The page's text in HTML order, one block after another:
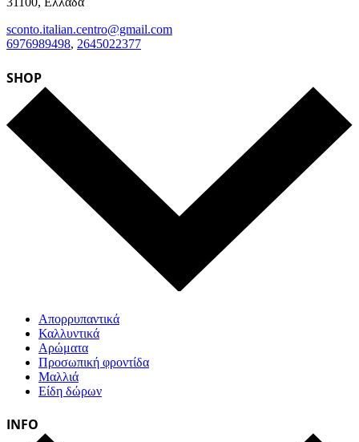
sconto.italian.centro@gmail.com
6976989498, 2645022377
SHOP
Απορρυπαντικά
Καλλυντικά
Αρώματα
Προσωπική φροντίδα
Μαλλιά
Είδη δώρων
INFO